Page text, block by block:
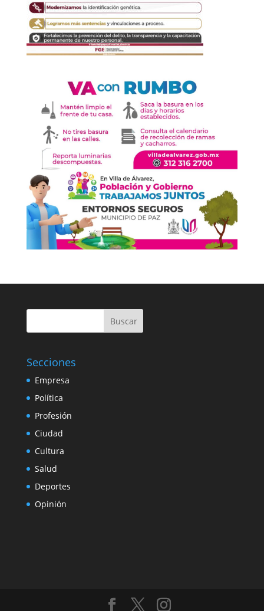
Buscar
Secciones
Empresa
Política
Profesión
Ciudad
Cultura
Salud
Deportes
Opinión